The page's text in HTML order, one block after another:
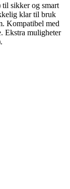
sikker og smart
klar til bruk
Kompatibel med
Ekstra muligheter